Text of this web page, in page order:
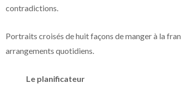
contradictions.
Portraits croisés de huit façons de manger à la
arrangements quotidiens.
Le planificateur